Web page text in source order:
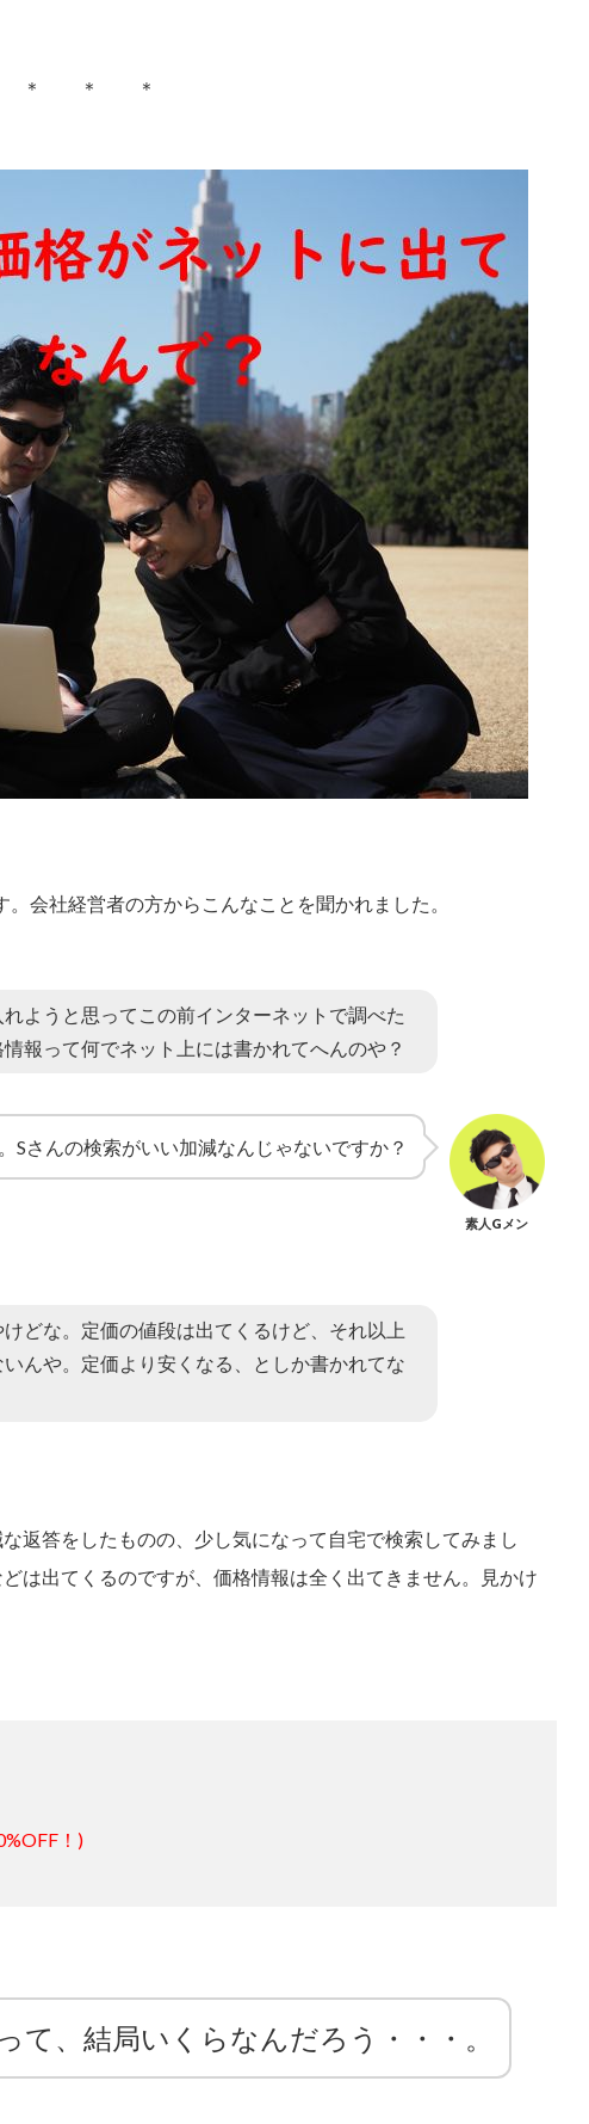
＊ ＊ ＊
会社経営者の方からこんなことを聞かれました。
ようと思ってこの前インターネットで調べた
報って何でネット上には書かれてへんのや？
Sさんの検索がいい加減なんじゃないですか？
素人Gメン
どな。定価の値段は出てくるけど、それ以上
んや。定価より安くなる、としか書かれてな
返答をしたものの、少し気になって自宅で検索してみまし
は出てくるのですが、価格情報は全く出てきません。見かけ
！)
て、結局いくらなんだろう・・・。